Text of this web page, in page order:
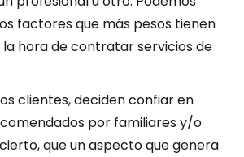
factores que más pesos tienen
hora de contratar servicios de
clientes, deciden confiar en
por familiares y/o
que un aspecto que genera